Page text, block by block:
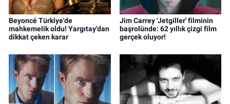
Beyoncé Türkiye'de
mahkemelik oldu! Yargıtay'dan
dikkat çeken karar
Jim Carrey 'Jetgiller' filminin
başrolünde: 62 yıllık çizgi film
gerçek oluyor!